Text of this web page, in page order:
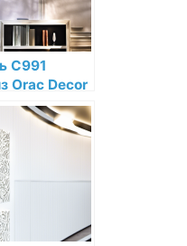
C991
Orac Decor
по
цене в